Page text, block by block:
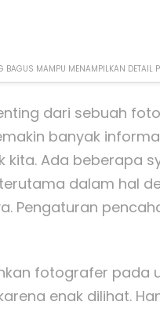
BAGUS MAMPU MENAMPILKAN DETAIL
dari sebuah
banyak
kita. Ada beberapa
dalam hal
Pengaturan
fotografer pada
enak dilihat.